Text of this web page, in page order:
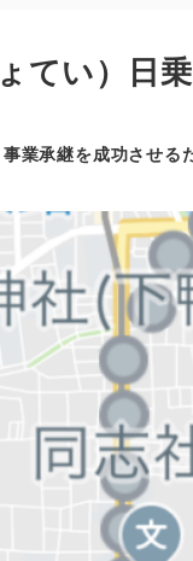
てい）日
事業承継を成功させる